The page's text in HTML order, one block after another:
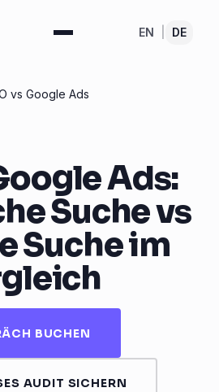
EN DE
vs Google Ads
Ads:
Suche vs
Suche im
BUCHEN
AUDIT SICHERN